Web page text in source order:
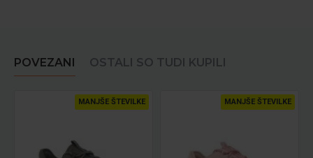
POVEZANI OSTALI SO TUDI KUPILI
MANJŠE ŠTEVILKE MANJŠE ŠTEVILKE